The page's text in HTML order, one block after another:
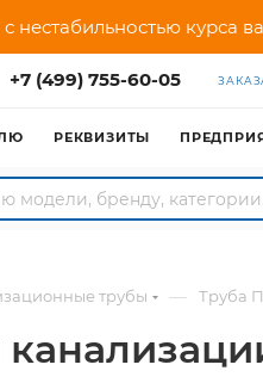
нестабильностью курса
+7 (499) 755-60-05
РЕКВИЗИТЫ
трубы — Труба